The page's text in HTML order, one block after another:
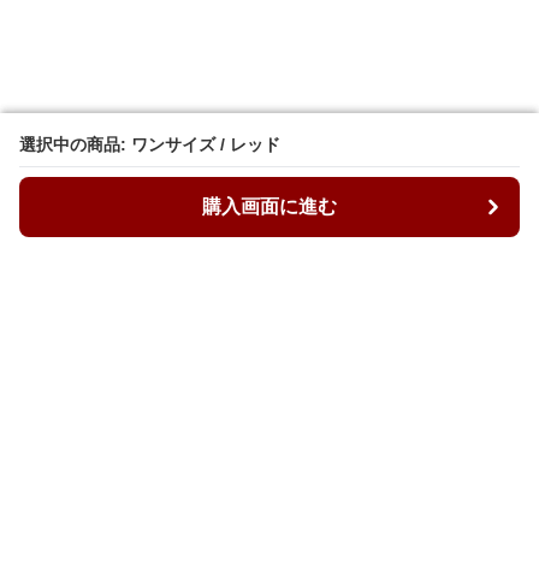
選択中の商品: ワンサイズ / レッド
購入画面に進む
選択中の商品: ワンサイズ / レッド
購入画面に進む